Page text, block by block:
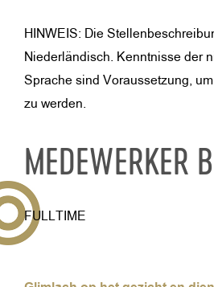
HINWEIS: Die
Niederländisch. Kenntnisse der
Sprache sind Voraussetzung,
zu werden.
MEDEWERKER
FULLTIME